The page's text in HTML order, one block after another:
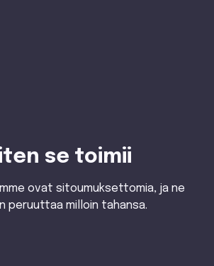
se toimii
ovat sitoumuksettomia, ja ne
peruuttaa milloin tahansa.